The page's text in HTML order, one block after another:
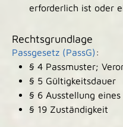
erforderlich ist oder
Rechtsgrundlage
Passgesetz (PassG) :
§ 4Passmuster;
§ 5 Gültigkeitsdauer
§ 6 Ausstellung eines
§ 19 Zuständigkeit